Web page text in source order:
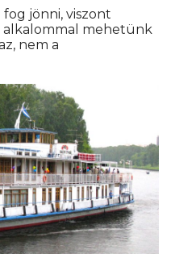
jönni, viszont
alkalommal mehetünk
nem a